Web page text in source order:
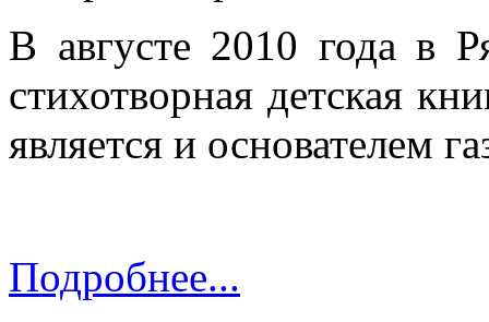
В августе 2010 года в
стихотворная детская
является и основателем
Подробнее...